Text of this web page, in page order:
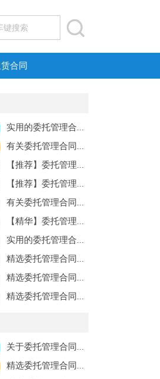
合同
实用的委托管理合同范文汇编5篇
有关委托管理合同模板锦集十篇
【推荐】委托管理合同范文汇总十篇
【推荐】委托管理合同模板合集七篇
有关委托管理合同模板锦集五篇
【精华】委托管理合同模板集锦四篇
实用的委托管理合同模板汇编七篇
精选委托管理合同模板锦集八篇
精选委托管理合同模板合集七篇
精选委托管理合同模板集锦七篇
关于委托管理合同模板集锦十篇
精选委托管理合同模板六篇